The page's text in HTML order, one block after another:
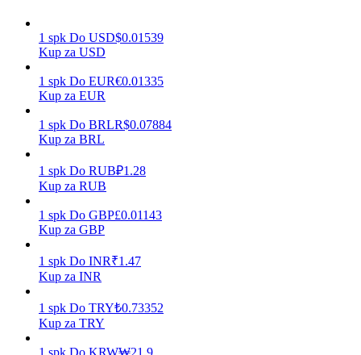
Zarabiać
Mocna Świnka
1 spk Do USD$0.01539
Kup za USD
1 spk Do EUR€0.01335
Kup za EUR
1 spk Do BRLR$0.07884
Kup za BRL
1 spk Do RUB₽1.28
Kup za RUB
1 spk Do GBP£0.01143
Kup za GBP
1 spk Do INR₹1.47
Kup za INR
1 spk Do TRY₺0.73352
Kup za TRY
1 spk Do KRW₩21.9